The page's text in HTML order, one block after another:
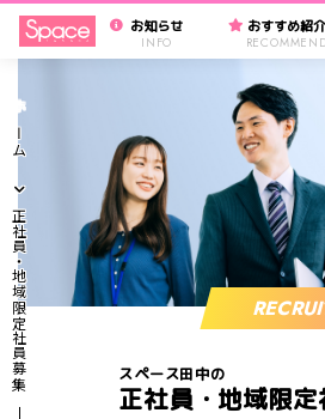
お知らせ
INFO
おすすめ紹介
ホーム
正社員・地域限定社員募集 スペース田中の
正社員・地域限